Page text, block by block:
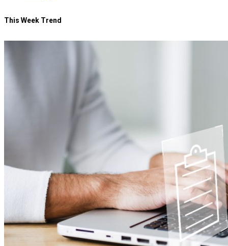
This Week Trend